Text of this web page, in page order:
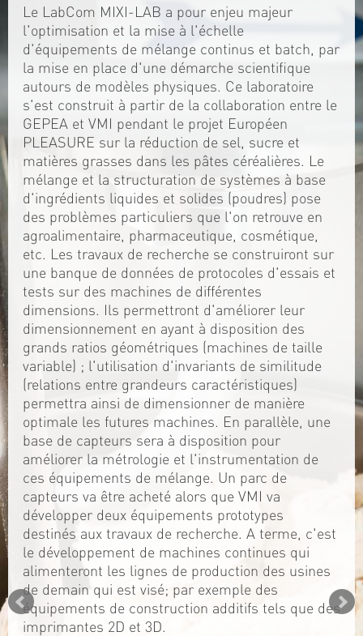
Le LabCom MIXI-LAB a pour enjeu majeur
l'optimisation et la mise à l'échelle
d'équipements de mélange continus et batch, par
la mise en place d'une démarche scientifique
autours de modèles physiques. Ce laboratoire
s'est construit à partir de la collaboration entre le
GEPEA et VMI pendant le projet Européen
PLEASURE sur la réduction de sel, sucre et
matières grasses dans les pâtes céréalières. Le
mélange et la structuration de systèmes à base
d'ingrédients liquides et solides (poudres) pose
des problèmes particuliers que l'on retrouve en
agroalimentaire, pharmaceutique, cosmétique,
etc. Les travaux de recherche se construiront sur
une banque de données de protocoles d'essais et
tests sur des machines de différentes
dimensions. Ils permettront d'améliorer leur
dimensionnement en ayant à disposition des
grands ratios géométriques (machines de taille
variable) ; l'utilisation d'invariants de similitude
(relations entre grandeurs caractéristiques)
permettra ainsi de dimensionner de manière
optimale les futures machines. En parallèle, une
base de capteurs sera à disposition pour
améliorer la métrologie et l'instrumentation de
ces équipements de mélange. Un parc de
capteurs va être acheté alors que VMI va
développer deux équipements prototypes
destinés aux travaux de recherche. A terme, c'est
le développement de machines continues qui
alimenteront les lignes de production des usines
de demain qui est visé; par exemple des
équipements de construction additifs tels que des
imprimantes 2D et 3D.